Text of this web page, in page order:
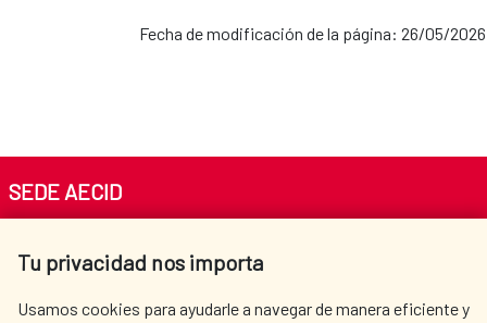
Fecha de modificación de la página: 26/05/2026
Tu privacidad nos importa
Usamos cookies para ayudarle a navegar de manera eficiente y
SEDE AECID
Tel. +34 900 20 30 54​​​​​​​